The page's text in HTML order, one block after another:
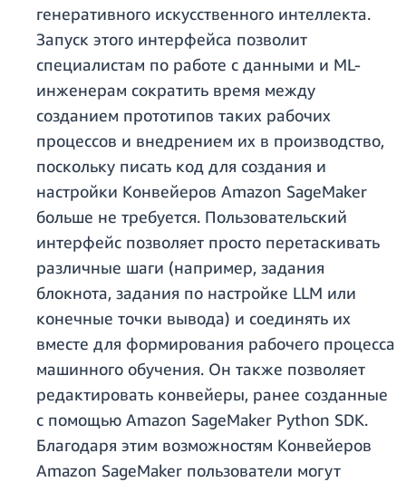
генеративного искусственного интеллекта.
Запуск этого интерфейса позволит
специалистам по работе с данными и ML-
инженерам сократить время между
созданием прототипов таких рабочих
процессов и внедрением их в производство,
поскольку писать код для создания и
настройки Конвейеров Amazon SageMaker
больше не требуется. Пользовательский
интерфейс позволяет просто перетаскивать
различные шаги (например, задания
блокнота, задания по настройке LLM или
конечные точки вывода) и соединять их
вместе для формирования рабочего процесса
машинного обучения. Он также позволяет
редактировать конвейеры, ранее созданные
с помощью Amazon SageMaker Python SDK.
Благодаря этим возможностям Конвейеров
Amazon SageMaker пользователи могут